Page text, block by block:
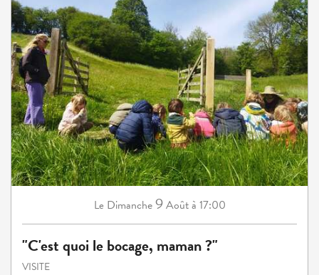
Le Dimanche9Aoûtà 17:00
"C'est quoi le bocage, maman ?"
VISITE